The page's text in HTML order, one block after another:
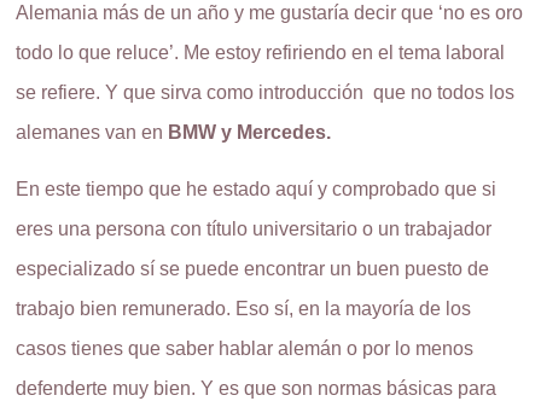
Alemania más de un año y me gustaría decir que ‘no es oro
todo lo que reluce’. Me estoy refiriendo en el tema laboral
se refiere. Y que sirva como introducción que no todos los
alemanes van en BMW y Mercedes.
En este tiempo que he estado aquí y comprobado que si
eres una persona con título universitario o un trabajador
especializado sí se puede encontrar un buen puesto de
trabajo bien remunerado. Eso sí, en la mayoría de los
casos tienes que saber hablar alemán o por lo menos
defenderte muy bien. Y es que son normas básicas para